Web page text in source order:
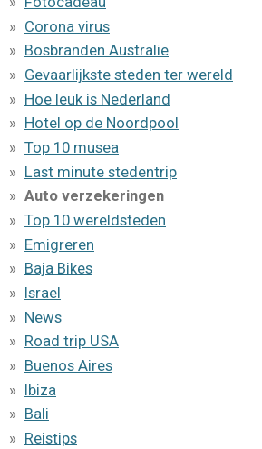
Corona virus
Bosbranden Australie
Gevaarlijkste steden ter wereld
Hoe leuk is Nederland
Hotel op de Noordpool
Top 10 musea
Last minute stedentrip
Auto verzekeringen
Top 10 wereldsteden
Emigreren
Baja Bikes
Israel
News
Road trip USA
Buenos Aires
Ibiza
Bali
Reistips